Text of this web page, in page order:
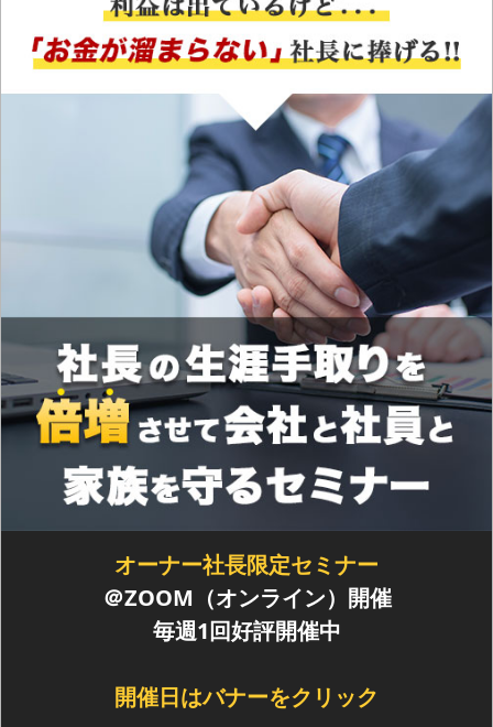
オーナー社長限定セミナー
＠ZOOM（オンライン）開催
毎週1回好評開催中
開催日はバナーをクリック